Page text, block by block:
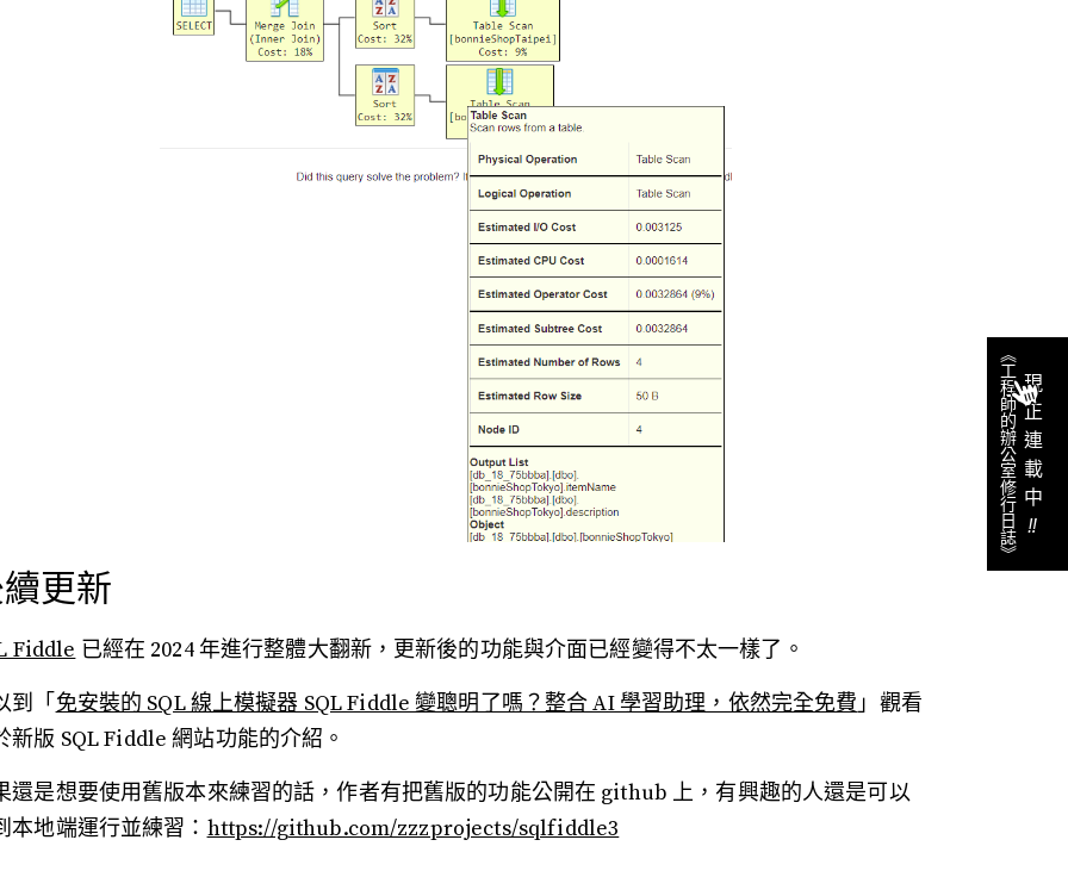
更新
Fiddle 已經在 2024 年進行整體大翻新，更新後的功能與介面已經變得不太一樣了。
到「 免安裝的 SQL 線上模擬器 SQL Fiddle 變聰明了嗎？整合 AI 學習助理，依然完全免費」觀看
新版 SQL Fiddle 網站功能的介紹。
還是想要使用舊版本來練習的話，作者有把舊版的功能公開在 github 上，有興趣的人還是可以
本地端運行並練習： https://github.com/zzzprojects/sqlfiddle3
現正連載中
‼︎
《工程師的辦公室修行日誌》